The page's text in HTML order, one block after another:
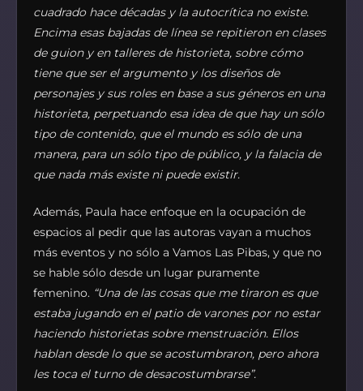
cuadrado hace décadas y la autocrítica no existe.
Encima esas bajadas de línea se repitieron en clases
de guion y en talleres de historieta, sobre cómo
tiene que ser el argumento y los diseños de
personajes y sus roles en base a sus géneros en una
historieta, perpetuando esa idea de que hay un sólo
tipo de contenido, que el mundo es sólo de una
manera, para un sólo tipo de público, y la falacia de
que nada más existe ni puede existir.
Además, Paula hace enfoque en la ocupación de
espacios al pedir que las autoras vayan a muchos
más eventos y no sólo a Vamos Las Pibas, y que no
se hable sólo desde un lugar puramente
femenino. “Una de las cosas que me tiraron es que
estaba jugando en el patio de varones por no estar
haciendo historietas sobre menstruación. Ellos
hablan desde lo que se acostumbraron, pero ahora
les toca el turno de desacostumbrarse”.